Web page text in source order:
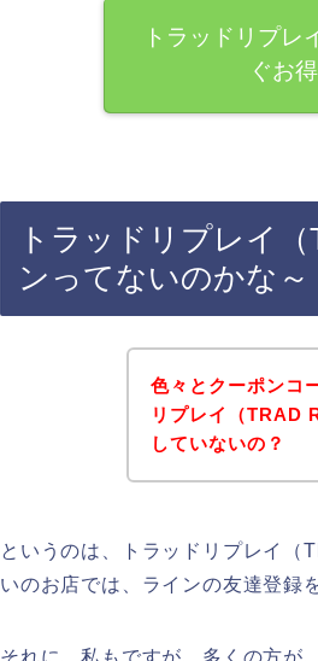
トラッドリプレ
ぐお
トラッドリプレイ
ンってないのかな～
色々とクーポンコ
リプレイ（TRAD
していないの？
というのは、トラッドリプレイ（
いのお店では、ラインの友達登録